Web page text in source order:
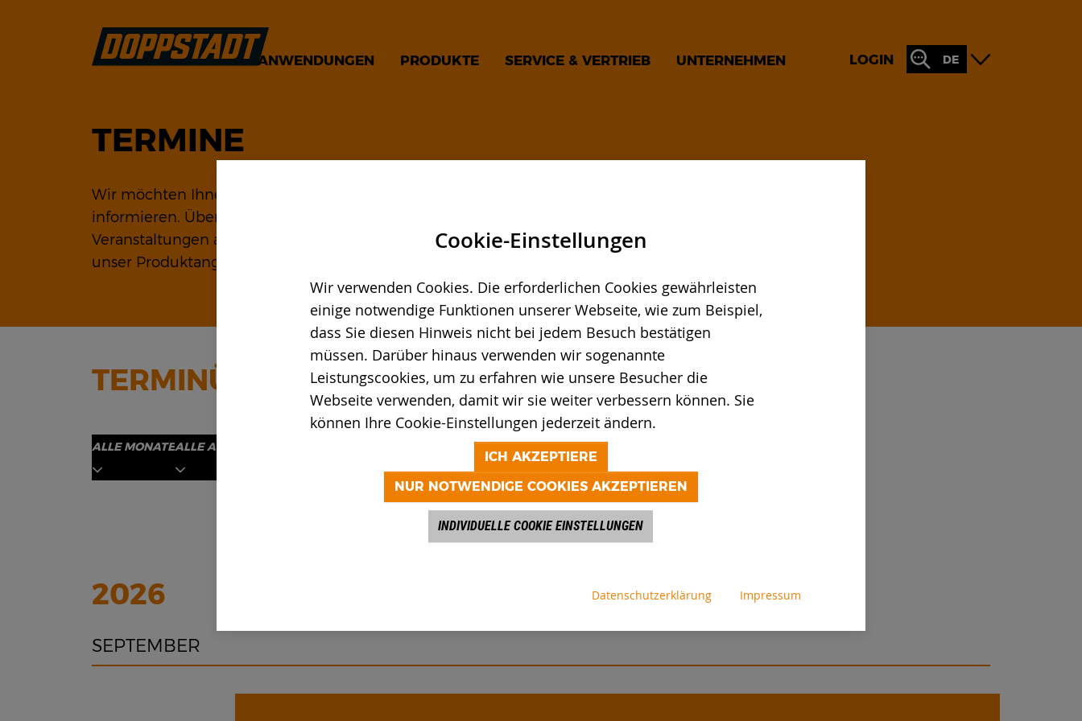
Cookie-Einstellungen
Wir verwenden Cookies. Die erforderlichen Cookies gewährleisten
einige notwendige Funktionen unserer Webseite, wie zum Beispiel,
dass Sie diesen Hinweis nicht bei jedem Besuch bestätigen
müssen. Darüber hinaus verwenden wir sogenannte
Leistungscookies, um zu erfahren wie unsere Besucher die
Webseite verwenden, damit wir sie weiter verbessern können. Sie
können Ihre Cookie-Einstellungen jederzeit ändern.
ICH AKZEPTIERE
NUR NOTWENDIGE COOKIES AKZEPTIEREN
INDIVIDUELLE COOKIE EINSTELLUNGEN
Datenschutzerklärung Impressum
ANWENDUNGEN PRODUKTE SERVICE & VERTRIEB UNTERNEHMEN LOGIN DE
TERMINE
Wir möchten Ihnen gerne unsere Maschinen vorstellen und Sie über technische Neuerungen
informieren. Über Doppstadt als Unternehmen erfahren Sie bei den folgenden
Veranstaltungen alles, was Sie wissen wollen. Besuchen Sie uns und informieren Sie sich über
unser Produktangebot. Wir freuen uns auf Sie.
TERMINÜBERSICHT
ALLE MONATEALLE ANWENDUNGSBEREICHE
2026
SEPTEMBER